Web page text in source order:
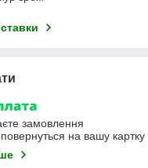
замовлення
на вашу картку